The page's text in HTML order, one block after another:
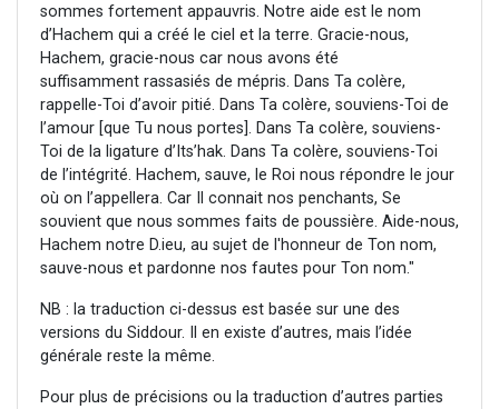
sommes fortement appauvris. Notre aide est le nom
d’Hachem qui a créé le ciel et la terre. Gracie-nous,
Hachem, gracie-nous car nous avons été
suffisamment rassasiés de mépris. Dans Ta colère,
rappelle-Toi d’avoir pitié. Dans Ta colère, souviens-Toi de
l’amour [que Tu nous portes]. Dans Ta colère, souviens-
Toi de la ligature d’Its’hak. Dans Ta colère, souviens-Toi
de l’intégrité. Hachem, sauve, le Roi nous répondre le jour
où on l’appellera. Car Il connait nos penchants, Se
souvient que nous sommes faits de poussière. Aide-nous,
Hachem notre D.ieu, au sujet de l'honneur de Ton nom,
sauve-nous et pardonne nos fautes pour Ton nom."
NB : la traduction ci-dessus est basée sur une des
versions du Siddour. Il en existe d’autres, mais l’idée
générale reste la même.
Pour plus de précisions ou la traduction d’autres parties